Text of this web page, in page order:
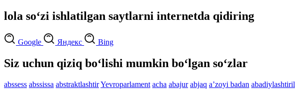
lola so‘zi ishlatilgan saytlarni internetda qidiring
Google Яндекс Bing
Siz uchun qiziq bo‘lishi mumkin bo‘lgan so‘zlar
abssess abssissa abstraktlashtirYevroparlament acha abajur abjaq aʼzoyi badan abadiylashtiril